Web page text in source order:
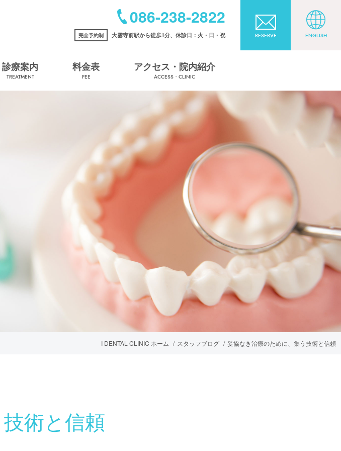
086-238-2822
完全予約制 大雲寺前駅から徒歩1分、休診日：火・日・祝 RESERVE ENGLISH
診療案内
TREATMENT
の疑問・質問・ご相談
TREATMENT
着色除去
診 マイクロスコープ等を用いた医療技術
マウスピース型矯正装置（インビザライン）
料金表
FEE
アクセス・院内紹介
ACCESS・CLINIC
I DENTAL CLINIC ホーム スタッフブログ 妥協なき治療のために、集う技術と信頼
術と信頼